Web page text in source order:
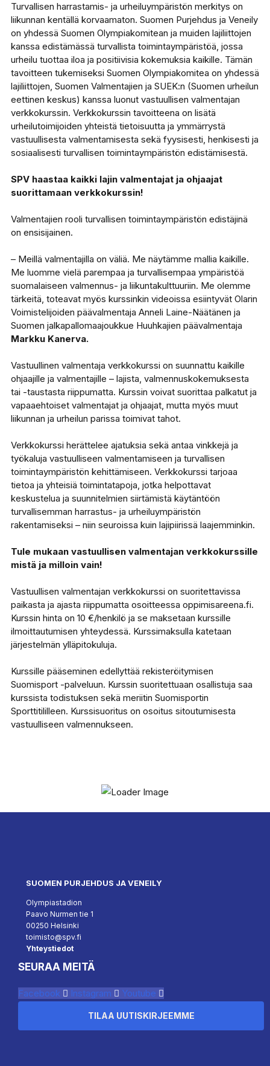
Turvallisen harrastamis- ja urheiluympäristön merkitys on
liikunnan kentällä korvaamaton. Suomen Purjehdus ja Veneily
on yhdessä Suomen Olympiakomitean ja muiden lajiliittojen
kanssa edistämässä turvallista toimintaympäristöä, jossa
urheilu tuottaa iloa ja positiivisia kokemuksia kaikille. Tämän
tavoitteen tukemiseksi Suomen Olympiakomitea on yhdessä
lajiliittojen, Suomen Valmentajien ja SUEK:n (Suomen urheilun
eettinen keskus) kanssa luonut vastuullisen valmentajan
verkkokurssin. Verkkokurssin tavoitteena on lisätä
urheilutoimijoiden yhteistä tietoisuutta ja ymmärrystä
vastuullisesta valmentamisesta sekä fyysisesti, henkisesti ja
sosiaalisesti turvallisen toimintaympäristön edistämisestä.
SPV haastaa kaikki lajin valmentajat ja ohjaajat
suorittamaan verkkokurssin!
Valmentajien rooli turvallisen toimintaympäristön edistäjinä
on ensisijainen.
– Meillä valmentajilla on väliä. Me näytämme mallia kaikille.
Me luomme vielä parempaa ja turvallisempaa ympäristöä
suomalaiseen valmennus- ja liikuntakulttuuriin. Me olemme
tärkeitä, toteavat myös kurssinkin videoissa esiintyvät Olarin
Voimistelijoiden päävalmentaja Anneli Laine-Näätänen ja
Suomen jalkapallomaajoukkue Huuhkajien päävalmentaja
Markku Kanerva.
Vastuullinen valmentaja verkkokurssi on suunnattu kaikille
ohjaajille ja valmentajille – lajista, valmennuskokemuksesta
tai -taustasta riippumatta. Kurssin voivat suorittaa palkatut ja
vapaaehtoiset valmentajat ja ohjaajat, mutta myös muut
liikunnan ja urheilun parissa toimivat tahot.
Verkkokurssi herättelee ajatuksia sekä antaa vinkkejä ja
työkaluja vastuulliseen valmentamiseen ja turvallisen
toimintaympäristön kehittämiseen. Verkkokurssi tarjoaa
tietoa ja yhteisiä toimintatapoja, jotka helpottavat
keskustelua ja suunnitelmien siirtämistä käytäntöön
turvallisemman harrastus- ja urheiluympäristön
rakentamiseksi – niin seuroissa kuin lajipiirissä laajemminkin.
Tule mukaan vastuullisen valmentajan verkkokurssille
mistä ja milloin vain!
Vastuullisen valmentajan verkkokurssi on suoritettavissa
paikasta ja ajasta riippumatta osoitteessa oppimisareena.fi.
Kurssin hinta on 10 €/henkilö ja se maksetaan kurssille
ilmoittautumisen yhteydessä. Kurssimaksulla katetaan
järjestelmän ylläpitokuluja.
Kurssille pääseminen edellyttää rekisteröitymisen
Suomisport -palveluun. Kurssin suoritettuaan osallistuja saa
kurssista todistuksen sekä meriitin Suomisportin
Sporttitililleen. Kurssisuoritus on osoitus sitoutumisesta
vastuulliseen valmennukseen.
SUOMEN PURJEHDUS JA VENEILY
Olympiastadion
Paavo Nurmen tie 1
00250 Helsinki
toimisto@spv.fi
Yhteystiedot
SEURAA MEITÄ
Facebook Instagram Youtube
TILAA UUTISKIRJEEMME